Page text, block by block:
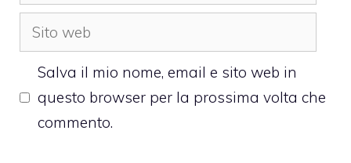
Sito
web
Salva il mio nome, email e sito web in
questo browser per la prossima volta che
commento.